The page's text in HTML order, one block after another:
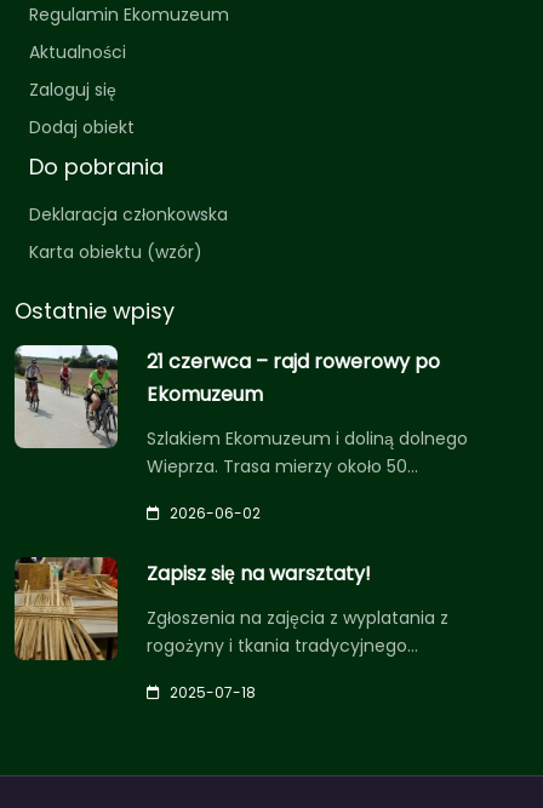
Regulamin Ekomuzeum
Aktualności
Zaloguj się
Dodaj obiekt
Do pobrania
Deklaracja członkowska
Karta obiektu (wzór)
Ostatnie wpisy
21 czerwca – rajd rowerowy po
Ekomuzeum
Szlakiem Ekomuzeum i doliną dolnego
Wieprza. Trasa mierzy około 50…
2026-06-02
Zapisz się na warsztaty!
Zgłoszenia na zajęcia z wyplatania z
rogożyny i tkania tradycyjnego…
2025-07-18